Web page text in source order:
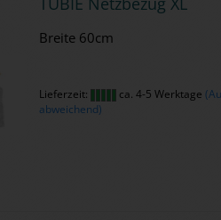
Brei­te 60cm
Lieferzeit: ca. 4-5 Werktage
abweichend)